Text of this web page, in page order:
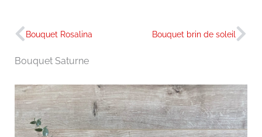
Précédent
Bouquet Rosalina Bouquet brin de soleil
Bouquet Saturne